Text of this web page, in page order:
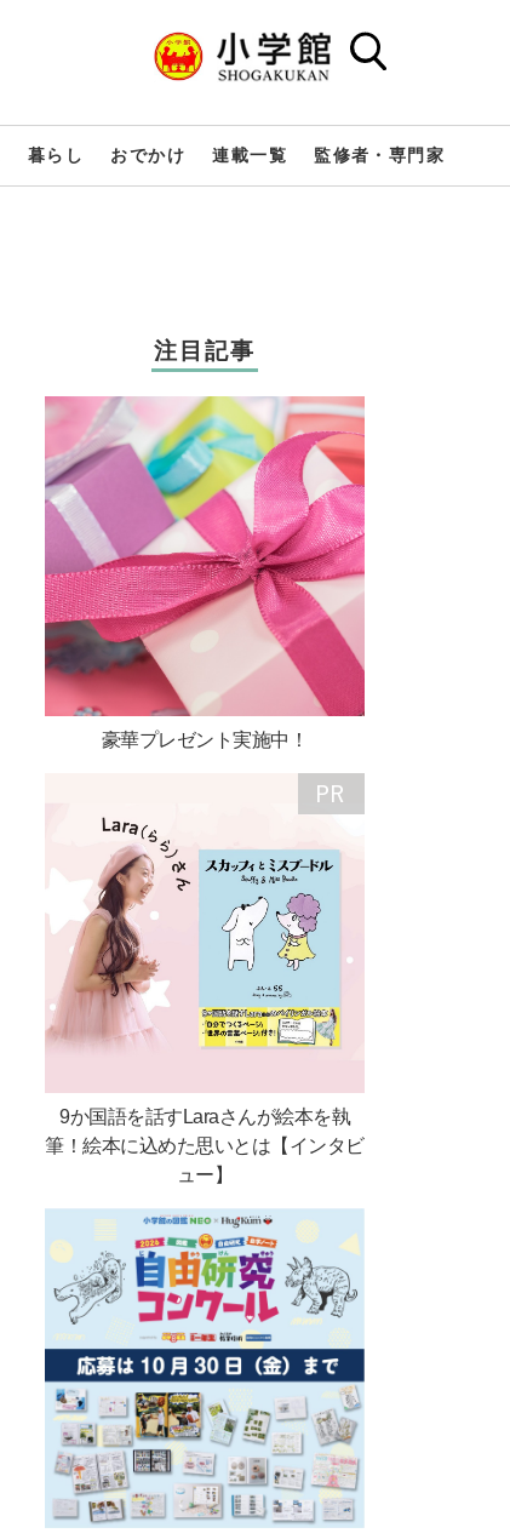
暮らし おでかけ 連載一覧 監修者・専門家
注目記事
豪華プレゼント実施中！
9か国語を話すLaraさんが絵本を執
筆！絵本に込めた思いとは【インタビ
ュー】